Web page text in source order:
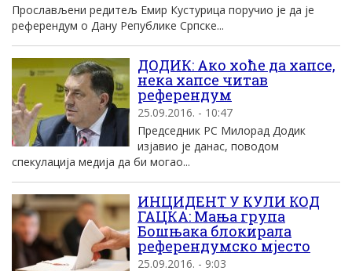
Прослављени редитељ Емир Кустурица поручио је да је
референдум о Дану Републике Српске...
ДОДИК: Ако хоће да хапсе,
нека хапсе читав
референдум
25.09.2016. - 10:47
Председник РС Милорад Додик
изјавио је данас, поводом
спекулација медија да би могао...
ИНЦИДЕНТ У КУЛИ КОД
ГАЦКА: Мања група
Бошњака блокирала
референдумско мјесто
25.09.2016. - 9:03